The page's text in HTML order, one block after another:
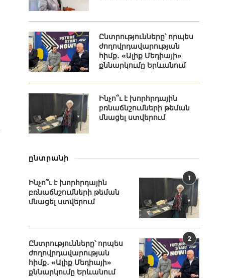
Ընտրությունները՝ որպես
ժողովրդավարության
հիմք․ «Ալիք Մեդիայի»
քննարկումը Երևանում
Ինչո՞ւ է խորհրդային
բռնաճնշումների թեման
մնացել ստվերում
ընտրանի
1
Ինչո՞ւ է խորհրդային
բռնաճնշումների թեման
մնացել ստվերում
2
Ընտրությունները՝ որպես
ժողովրդավարության
հիմք․ «Ալիք Մեդիայի»
քննարկումը Երևանում